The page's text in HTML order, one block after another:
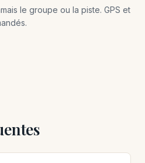
le groupe ou la piste. GPS et